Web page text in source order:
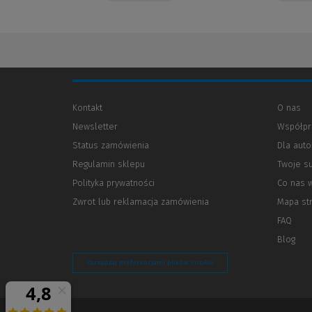
Kontakt
Newsletter
Status zamówienia
Regulamin sklepu
Polityka prywatności
innej
Zwrot lub reklamacja zamówienia
O nas
Dla
Twoje
Co nas
Mapa
FAQ
Blog
Zarządzaj preferencjami plików cookie